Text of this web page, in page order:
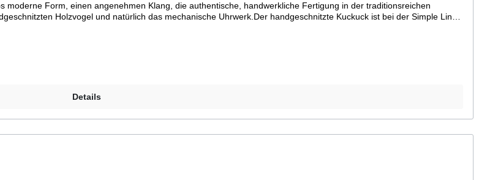
Form, einen angenehmen Klang, die authentische, handwerkliche Fertigung in der traditionsreichen
Holzvogel und natürlich das mechanische Uhrwerk.Der handgeschnitzte Kuckuck ist bei der Simple Line
Romba-Design (Kuckucksuhrenmanufaktur Rombach und Haas)Maße: Höhe 41cm, Breite 24cm3 Jahre
hier im Shop!)Bitte beachten Sie, dass Farben am Bildschirm abweichen können.
Details